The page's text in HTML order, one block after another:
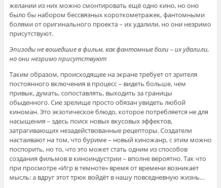
желании из них можно смонтировать ещё одно кино, но оно
было бы набором бессвязных короткометражек, фантомными
болями от оригинального проекта – их удалили, но они незримо
присутствуют.
Эпизоды не вошедшие в фильм, как фантомные боли – их удалили,
но они незримо присутствуют
Таким образом, происходящее на экране требует от зрителя
постоянного включения в процесс – видеть больше, чем
привык, думать, сопоставлять, выходить за границы
обыденного. Сие зрелище просто обязан увидеть любой
киноман. Это экзотическое блюдо, которое потребляется не для
насыщения – здесь поиск новых вкусовых эффектов,
затрагивающих незадействованные рецепторы. Создатели
настаивают на том, что буриме – новый киножанр, с этим можно
поспорить, но то, что это может стать одним из способов
создания фильмов в киноиндустрии – вполне вероятно. Так что
при просмотре «Игр в темноте» время от времени возникает
мысль: а вдруг этот трюк войдёт в нашу повседневную жизнь…